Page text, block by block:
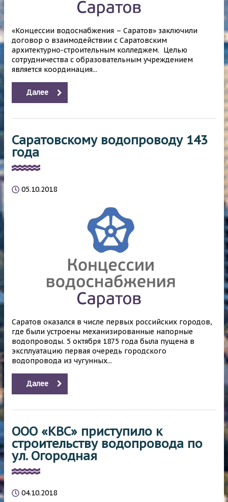
«Концессии водоснабжения – Саратов» заключили
договор о взаимодействии с Саратовским
архитектурно-строительным колледжем. Целью
сотрудничества с образовательным учреждением
является координация...
Далее
Саратовскому водопроводу 143
года
05.10.2018
Саратов оказался в числе первых российских городов,
где были устроены механизированные напорные
водопроводы. 5 октября 1875 года была пущена в
эксплуатацию первая очередь городского
водопровода из чугунных...
Далее
ООО «КВС» приступило к
строительству водопровода по
ул. Огородная
04.10.2018